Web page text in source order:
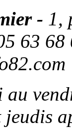
- 1,
63
jeudis